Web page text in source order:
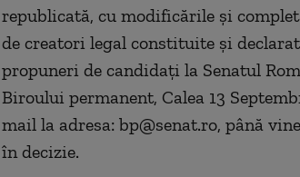
republicată, cu modificările şi
de creatori legal constituite şi
propuneri de candidaţi la Senatul
Biroului permanent, Calea 13
mail la adresa: bp@senat.ro, până
în decizie.